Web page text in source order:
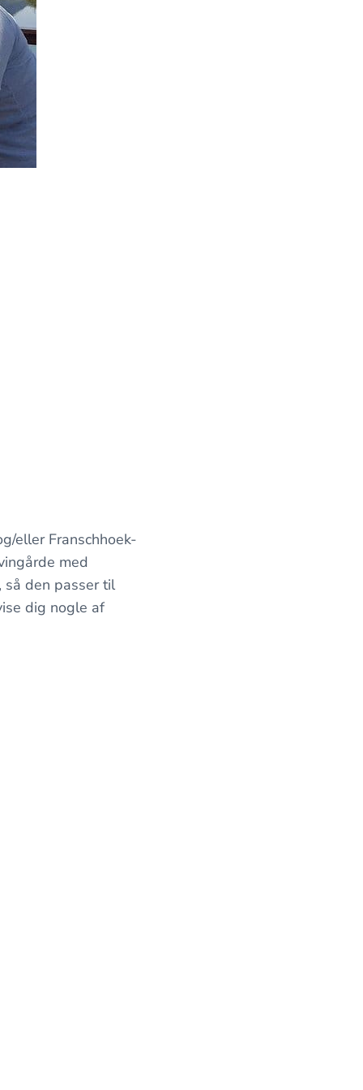
eller Franschhoek-
med
så den passer til
dig nogle af